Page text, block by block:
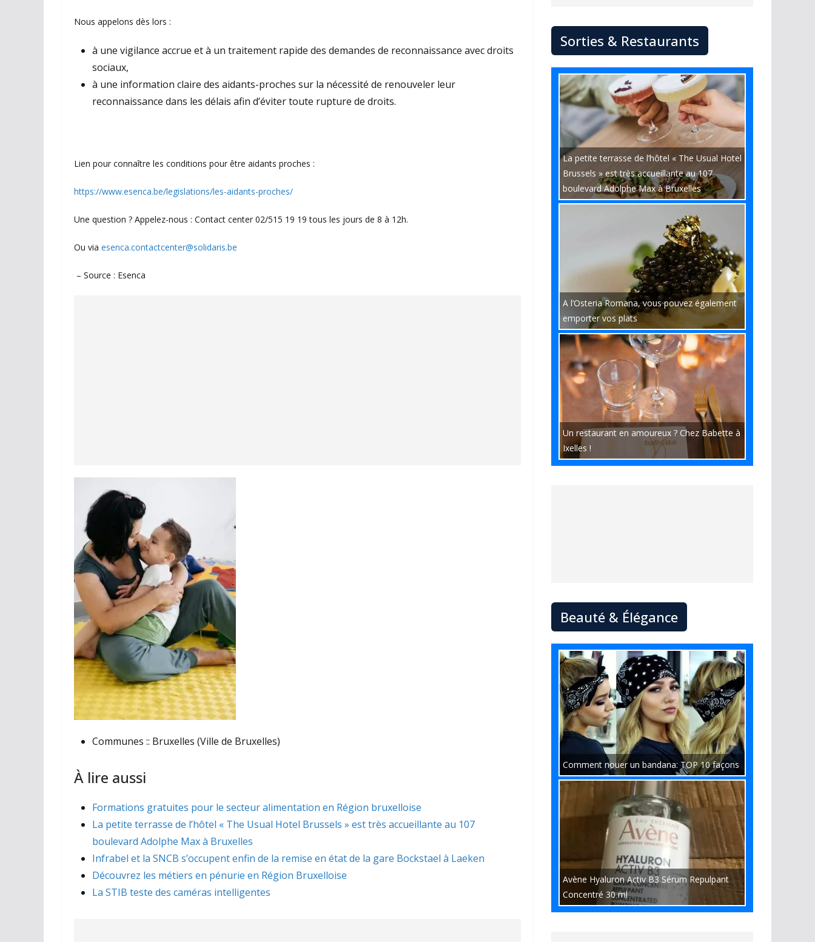
Nous appelons dès lors :
à une vigilance accrue et à un traitement rapide des demandes de reconnaissance avec droits
sociaux,
à une information claire des aidants-proches sur la nécessité de renouveler leur
reconnaissance dans les délais afin d’éviter toute rupture de droits.
Lien pour connaître les conditions pour être aidants proches :
https://www.esenca.be/legislations/les-aidants-proches/
Une question ? Appelez-nous : Contact center 02/515 19 19 tous les jours de 8 à 12h.
Ou via esenca.contactcenter@solidaris.be
– Source : Esenca
Communes :: Bruxelles (Ville de Bruxelles)
À lire aussi
Formations gratuites pour le secteur alimentation en Région bruxelloise
La petite terrasse de l’hôtel « The Usual Hotel Brussels » est très accueillante au 107
boulevard Adolphe Max à Bruxelles
Infrabel et la SNCB s’occupent enfin de la remise en état de la gare Bockstael à Laeken
Découvrez les métiers en pénurie en Région Bruxelloise
La STIB teste des caméras intelligentes
Sorties & Restaurants
La petite terrasse de l’hôtel « The Usual Hotel
Brussels » est très accueillante au 107
boulevard Adolphe Max à Bruxelles
A l’Osteria Romana, vous pouvez également
emporter vos plats
Un restaurant en amoureux ? Chez Babette à
Ixelles !
Beauté & Élégance
Comment nouer un bandana: TOP 10 façons
Avène Hyaluron Activ B3 Sérum Repulpant
Concentré 30 ml